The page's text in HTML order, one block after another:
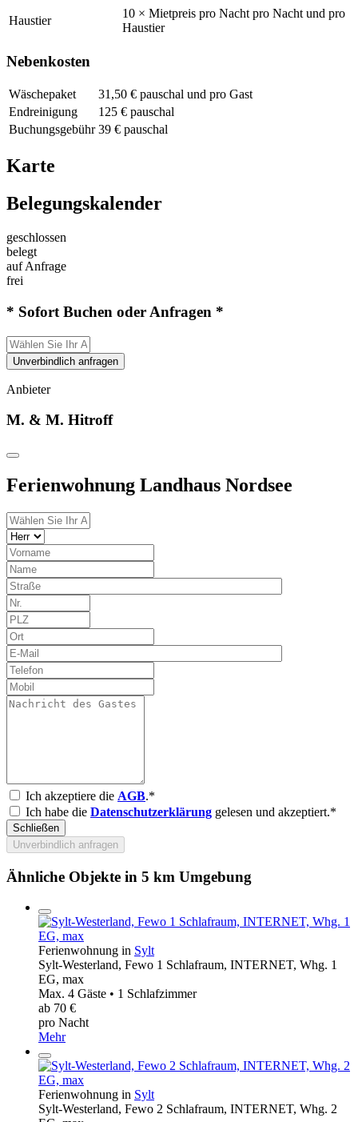
Haustier
10 × Mietpreis pro Nacht pro Nacht und pro
Haustier
Nebenkosten
Wäschepaket
31,50 € pauschal und pro Gast
Endreinigung
125 € pauschal
Buchungsgebühr 39 € pauschal
Karte
Belegungskalender
geschlossen
belegt
auf Anfrage
frei
* Sofort Buchen oder Anfragen *
Unverbindlich anfragen
Anbieter
M. & M. Hitroff
Ferienwohnung Landhaus Nordsee
Ich akzeptiere die AGB.*
Ich habe die Datenschutzerklärung gelesen und akzeptiert.*
Schließen
Unverbindlich anfragen
Ähnliche Objekte in 5 km Umgebung
Ferienwohnung in Sylt
Sylt-Westerland, Fewo 1 Schlafraum, INTERNET, Whg. 1
EG, max
Max. 4 Gäste • 1 Schlafzimmer
ab 70 €
pro Nacht
Mehr
Ferienwohnung in Sylt
Sylt-Westerland, Fewo 2 Schlafraum, INTERNET, Whg. 2